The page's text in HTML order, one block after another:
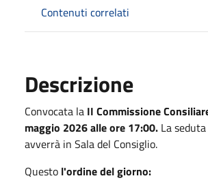
Contenuti correlati
Descrizione
Convocata la II Commissione
maggio 2026 alle ore 17:00. La
avverrà in Sala del Consiglio.
Questo l'ordine del giorno: